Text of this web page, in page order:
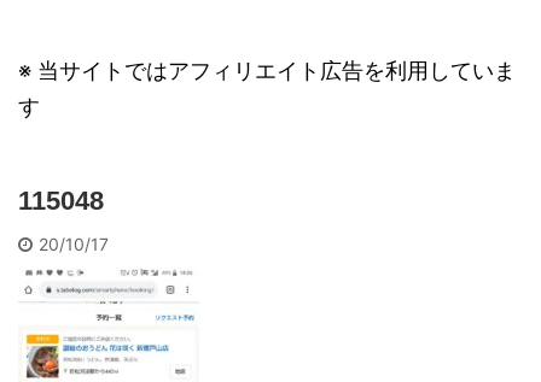
※ 当サイトではアフィリエイト広告を利用していま
す
115048
20/10/17